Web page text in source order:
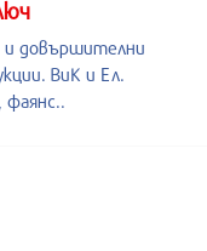
довършителни
ВиК и Ел.
фаянс..